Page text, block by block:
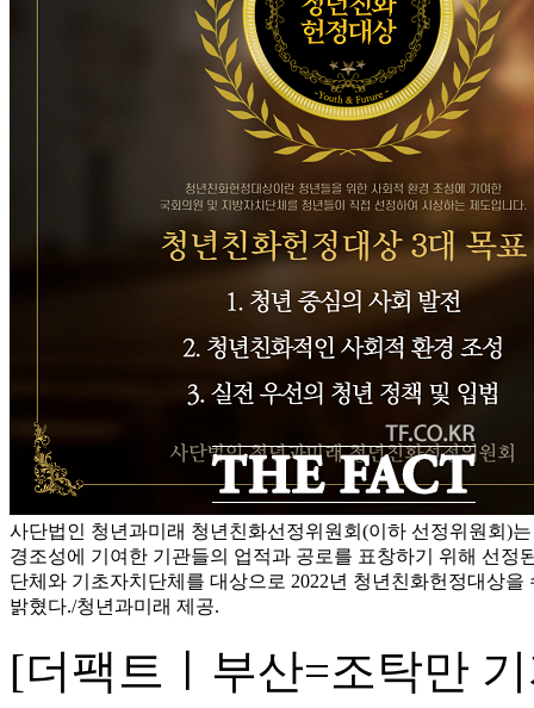
사단법인 청년과미래 청년친화선정위원회(이하 선정위원회)
경조성에 기여한 기관들의 업적과 공로를 표창하기 위해 선정
단체와 기초자치단체를 대상으로 2022년 청년친화헌정대상을
밝혔다./청년과미래 제공.
[더팩트ㅣ부산=조탁만